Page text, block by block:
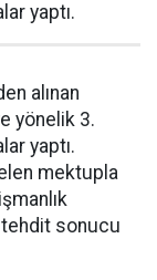
yaptı.
alınan
yönelik 3.
yaptı.
mektupla
tehdit sonucu